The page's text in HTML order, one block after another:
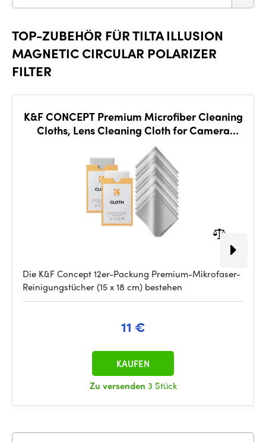
TOP-ZUBEHÖR FÜR TILTA ILLUSION
MAGNETIC CIRCULAR POLARIZER
FILTER
K&F CONCEPT Premium Microfiber Cleaning
Cloths, Lens Cleaning Cloth for Camera
Die K&F Concept 12er-Packung Premium-Mikrofaser-
Reinigungstücher (15 x 18 cm) bestehen
11 €
Zu versenden 3 Stück
KAUFEN